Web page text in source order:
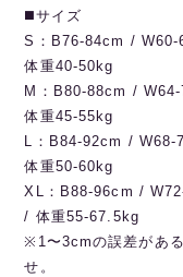
◼️サイズ
S：B76-84cm /
体重40-50kg
M：B80-88cm /
体重45-55kg
L：B84-92cm /
体重50-60kg
XL：B88-96cm /
/ 体重55-67.5kg
※1〜3cmの誤差があ
せ。